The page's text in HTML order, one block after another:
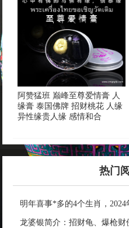
阿赞猛班 巅峰至尊爱情膏 人
缘膏 泰国佛牌 招财桃花 人缘
异性缘贵人缘 感情和合
热门
明年喜事*多的4个生肖，
龙婆银简介：招财龟、爆枪